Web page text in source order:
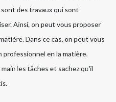
des travaux qui sont
Ainsi, on peut vous proposer
Dans ce cas, on peut vous
professionnel en la matière.
les tâches et sachez qu'il